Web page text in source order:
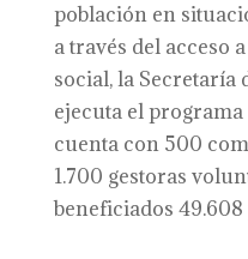
población en
a través del acceso
social, la Secretaría
ejecuta el programa
cuenta con 500
1.700 gestoras
beneficiados